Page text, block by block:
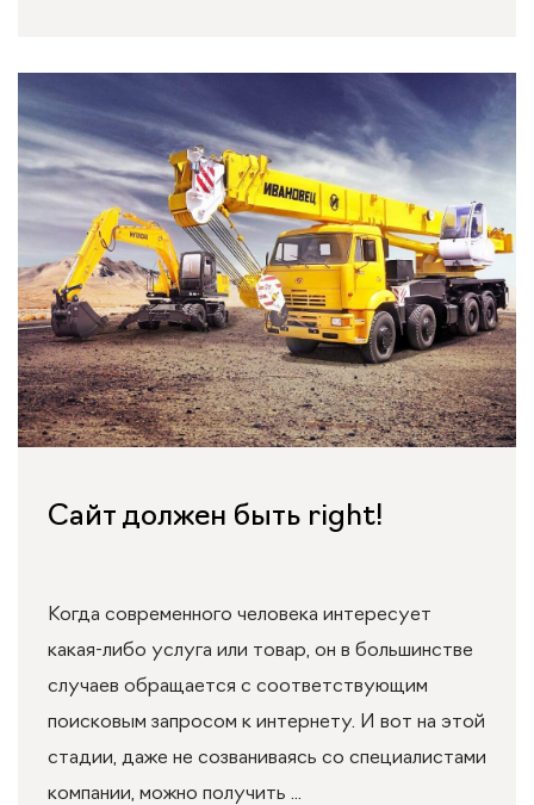
Сайт должен быть right!
Когда современного человека интересует
какая-либо услуга или товар, он в большинстве
случаев обращается с соответствующим
поисковым запросом к интернету. И вот на этой
стадии, даже не созваниваясь со специалистами
компании, можно получить ...